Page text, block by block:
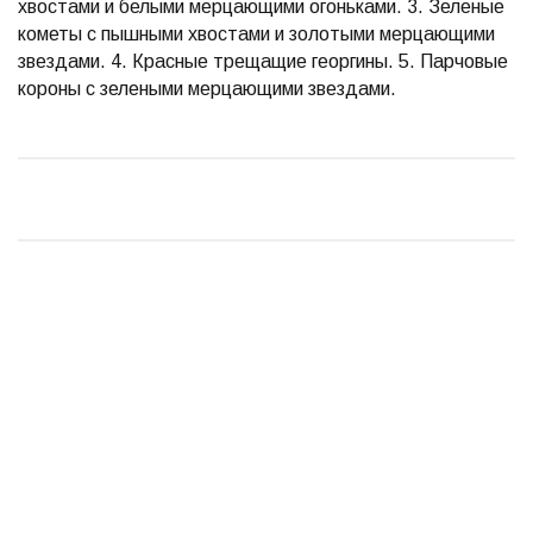
хвостами и белыми мерцающими огоньками. 3. Зеленые
кометы с пышными хвостами и золотыми мерцающими
звездами. 4. Красные трещащие георгины. 5. Парчовые
короны с зелеными мерцающими звездами.